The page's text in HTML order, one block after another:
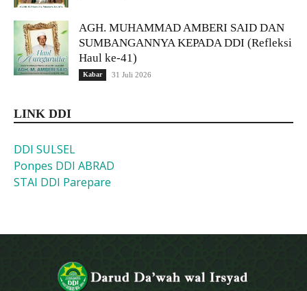
AGH. MUHAMMAD AMBERI SAID DAN
SUMBANGANNYA KEPADA DDI (Refleksi
Haul ke-41)
Kabar 31 Juli 2026
LINK DDI
DDI SULSEL
Ponpes DDI ABRAD
STAI DDI Parepare